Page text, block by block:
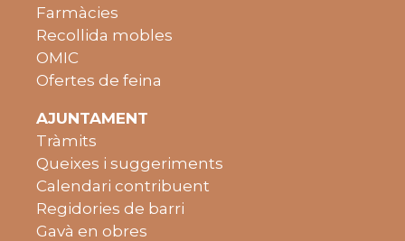
Farmàcies
Recollida mobles
OMIC
Ofertes de feina
AJUNTAMENT
Tràmits
Queixes i suggeriments
Calendari contribuent
Regidories de barri
Gavà en obres